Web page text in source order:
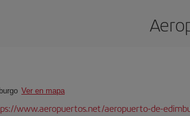
Ver en mapa
www.aeropuertos.net/aeropuerto-de-